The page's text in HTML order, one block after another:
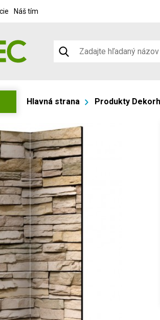
Náš tím
Hlavná strana Produkty